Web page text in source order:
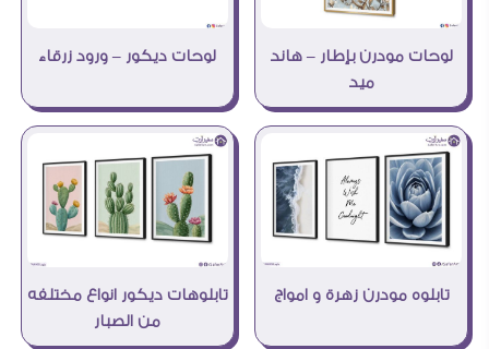
لوحات مودرن بإطار – هاند
ميد
لوحات ديكور – ورود زرقاء
تابلوه مودرن زهرة و امواج
تابلوهات ديكور انواع مختلفه
من الصبار